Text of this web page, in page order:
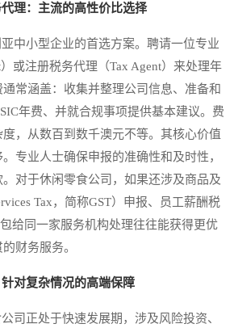
理：主流的高性价比选择
小型企业的首选方案。聘请一位专业
或注册税务代理（Tax Agent）来处理年
常涵盖：收集并整理公司信息、准备和
年费、并就合规事项提供基本建议。费
，从数百到数千澳元不等。其核心价值
专业人士确保申报的准确性和及时性，
对于休闲零食公司，如果还涉及商品及
Tax，简称GST）申报、员工薪酬税
包给同一家服务机构处理往往能获得更优
财务服务。
对复杂情况的高端保障
正处于快速发展期，涉及风险投资、